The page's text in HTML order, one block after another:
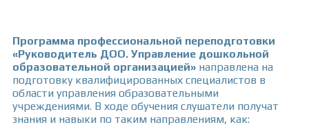
Программа профессиональной переподготовки
«Руководитель ДОО. Управление дошкольной
образовательной организацией» направлена на
подготовку квалифицированных специалистов в
области управления образовательными
учреждениями. В ходе обучения слушатели получат
знания и навыки по таким направлениям, как: